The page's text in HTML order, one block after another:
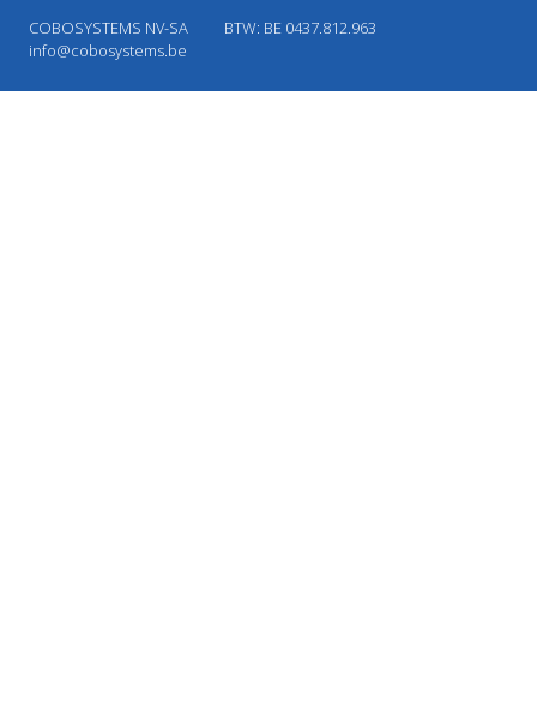
COBOSYSTEMS NV-SA
BTW: BE 0437.812.963
info@cobosystems.be